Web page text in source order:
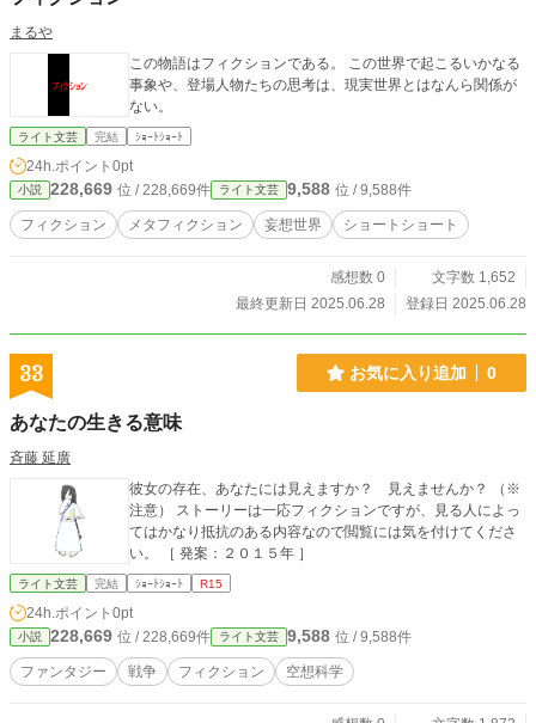
まるや
この物語はフィクションである。 この世界で起こるいかなる
事象や、登場人物たちの思考は、現実世界とはなんら関係が
ない。
ライト文芸 完結 ｼｮｰﾄｼｮｰﾄ
24h.ポイント 0pt
小説 228,669 位 / 228,669件 ライト文芸 9,588 位 / 9,588件
フィクション メタフィクション 妄想世界 ショートショート
感想数 0
文字数 1,652
最終更新日 2025.06.28
登録日 2025.06.28
33 お気に入り追加 0
あなたの生きる意味
斉藤 延廣
彼女の存在、あなたには見えますか？ 見えませんか？ （※
注意） ストーリーは一応フィクションですが、見る人によっ
てはかなり抵抗のある内容なので閲覧には気を付けてくださ
い。 ［ 発案：２０１５年 ］
ライト文芸 完結 ｼｮｰﾄｼｮｰﾄ R15
24h.ポイント 0pt
小説 228,669 位 / 228,669件 ライト文芸 9,588 位 / 9,588件
ファンタジー 戦争 フィクション 空想科学